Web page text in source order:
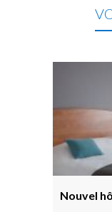
Nouvel